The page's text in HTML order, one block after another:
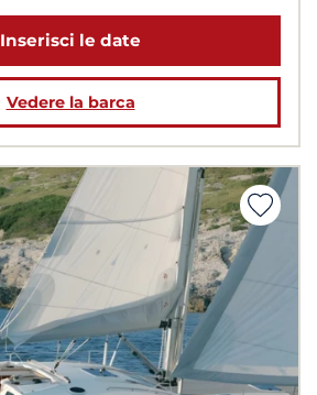
Inserisci le date
Vedere la barca